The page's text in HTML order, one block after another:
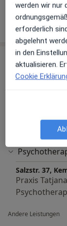
Leistungen &
Salzstr. 37,
Praxis
Salzstr. 37,
Praxis
Andere Leistungen
werden wir nur
erforderlich
abgelehnt
in den
aktualisieren.
Cookie